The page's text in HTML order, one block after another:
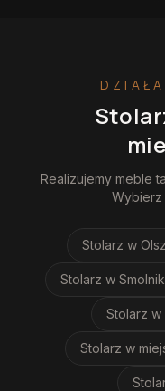
Realizujemy meble
Wybierz
Stolarz w
Stolarz w
Stolarz w
Stolarz w